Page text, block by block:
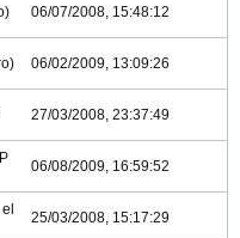
06/07/2008, 15:48:12
06/02/2009, 13:09:26
27/03/2008, 23:37:49
06/08/2009, 16:59:52
25/03/2008, 15:17:29